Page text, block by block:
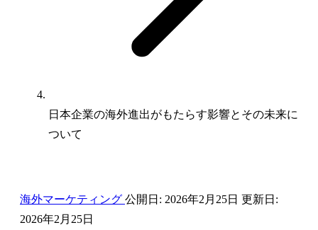
日本企業の海外進出がもたらす影響とその未来に
ついて
海外マーケティング 公開日: 2026年2月25日 更新日:
2026年2月25日